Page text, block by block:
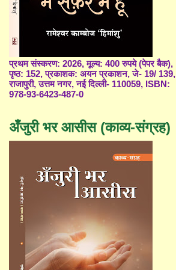
प्रथम संस्करण: 2026, मूल्य: 400 रुपये (पेपर बैक),
पृष्ठ: 152, प्रकाशक: अयन प्रकाशन, जे- 19/ 139,
राजापुरी, उत्तम नगर, नई दिल्ली- 110059, ISBN:
978-93-6423-487-0
अँजुरी भर आसीस (काव्य-संग्रह)